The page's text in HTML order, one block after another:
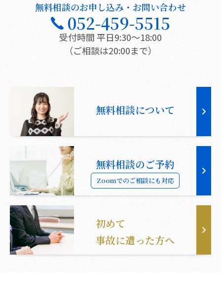
無料相談のお申し込み・お問い合わせ
052-459-5515
受付時間 平日9:30〜18:00
（ご相談は20:00まで）
無料相談について
無料相談のご予約
Zoomでのご相談にも対応
初めて
事故に遭った方へ